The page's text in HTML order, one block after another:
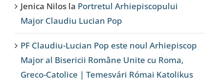
Jenica Nilos la Portretul Arhiepiscopului
Major Claudiu Lucian Pop
PF Claudiu-Lucian Pop este noul Arhiepiscop
Major al Bisericii Române Unite cu Roma,
Greco-Catolice | Temesvári Római Katolikus